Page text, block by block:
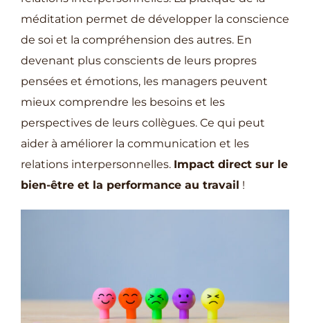
méditation permet de développer la conscience
de soi et la compréhension des autres. En
devenant plus conscients de leurs propres
pensées et émotions, les managers peuvent
mieux comprendre les besoins et les
perspectives de leurs collègues. Ce qui peut
aider à améliorer la communication et les
relations interpersonnelles. Impact direct sur le
bien-être et la performance au travail !